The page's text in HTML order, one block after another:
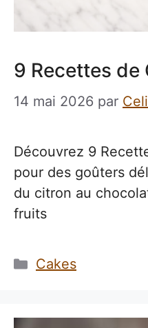
9 Recettes de
14 mai 2026 par
Découvrez 9
pour des goûters
du citron au
fruits
Catégories
Cakes